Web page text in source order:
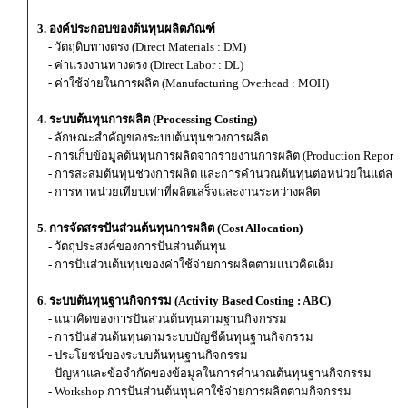
3. องค์ประกอบของต้นทุนผลิตภัณฑ์
- วัตถุดิบทางตรง (Direct Materials : DM)
- ค่าแรงงานทางตรง (Direct Labor : DL)
- ค่าใช้จ่ายในการผลิต (Manufacturing Overhead : MOH)
4. ระบบต้นทุนการผลิต (Processing Costing)
- ลักษณะสำคัญของระบบต้นทุนช่วงการผลิต
- การเก็บข้อมูลต้นทุนการผลิตจากรายงานการผลิต (Production Report)
- การสะสมต้นทุนช่วงการผลิต และการคำนวณต้นทุนต่อหน่วยในแต่ละช่
- การหาหน่วยเทียบเท่าที่ผลิตเสร็จและงานระหว่างผลิต
5. การจัดสรรปันส่วนต้นทุนการผลิต (Cost Allocation)
- วัตถุประสงค์ของการปันส่วนต้นทุน
- การปันส่วนต้นทุนของค่าใช้จ่ายการผลิตตามแนวคิดเดิม
6. ระบบต้นทุนฐานกิจกรรม (Activity Based Costing : ABC)
- แนวคิดของการปันส่วนต้นทุนตามฐานกิจกรรม
- การปันส่วนต้นทุนตามระบบบัญชีต้นทุนฐานกิจกรรม
- ประโยชน์ของระบบต้นทุนฐานกิจกรรม
- ปัญหาและข้อจำกัดของข้อมูลในการคำนวณต้นทุนฐานกิจกรรม
- Workshop การปันส่วนต้นทุนค่าใช้จ่ายการผลิตตามกิจกรรม